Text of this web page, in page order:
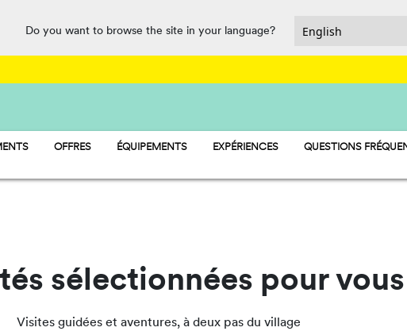
Do you want to browse the site in your language?
OFFRES ÉQUIPEMENTS
RESTAURATION ET SUPÉRETTE
EXPÉRIENCES QUESTIONS
sélectionnées pour vous
Visites guidées et aventures, à deux pas du village